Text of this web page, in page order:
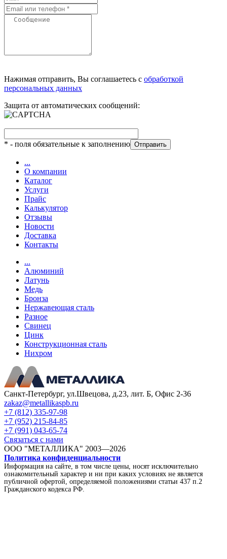
Нажимая отправить, Вы соглашаетесь с обработкой
персональных данных
Защита от автоматических сообщений:
* - поля обязательные к заполнению
...
О компании
Каталог
Услуги
Прайс
Калькулятор
Отзывы
Новости
Доставка
Контакты
...
Алюминий
Латунь
Медь
Бронза
Нержавеющая сталь
Разное
Свинец
Цинк
Конструкционная сталь
Нихром
Санкт-Петербург, ул.Швецова, д.23, лит. Б, Офис 2-36
zakaz@metallikaspb.ru
+7 (812) 335-97-98
+7 (952) 215-84-85
+7 (991) 043-65-74
Связаться с нами
ООО "МЕТАЛЛИКА" 2003—2026
Политика конфиденциальности
Информация на сайте, в том числе цены, носят исключительно
ознакомительный характер и ни при каких условиях не является
публичной офертой, определяемой положениями статьи 437 п.2
Гражданского кодекса РФ.